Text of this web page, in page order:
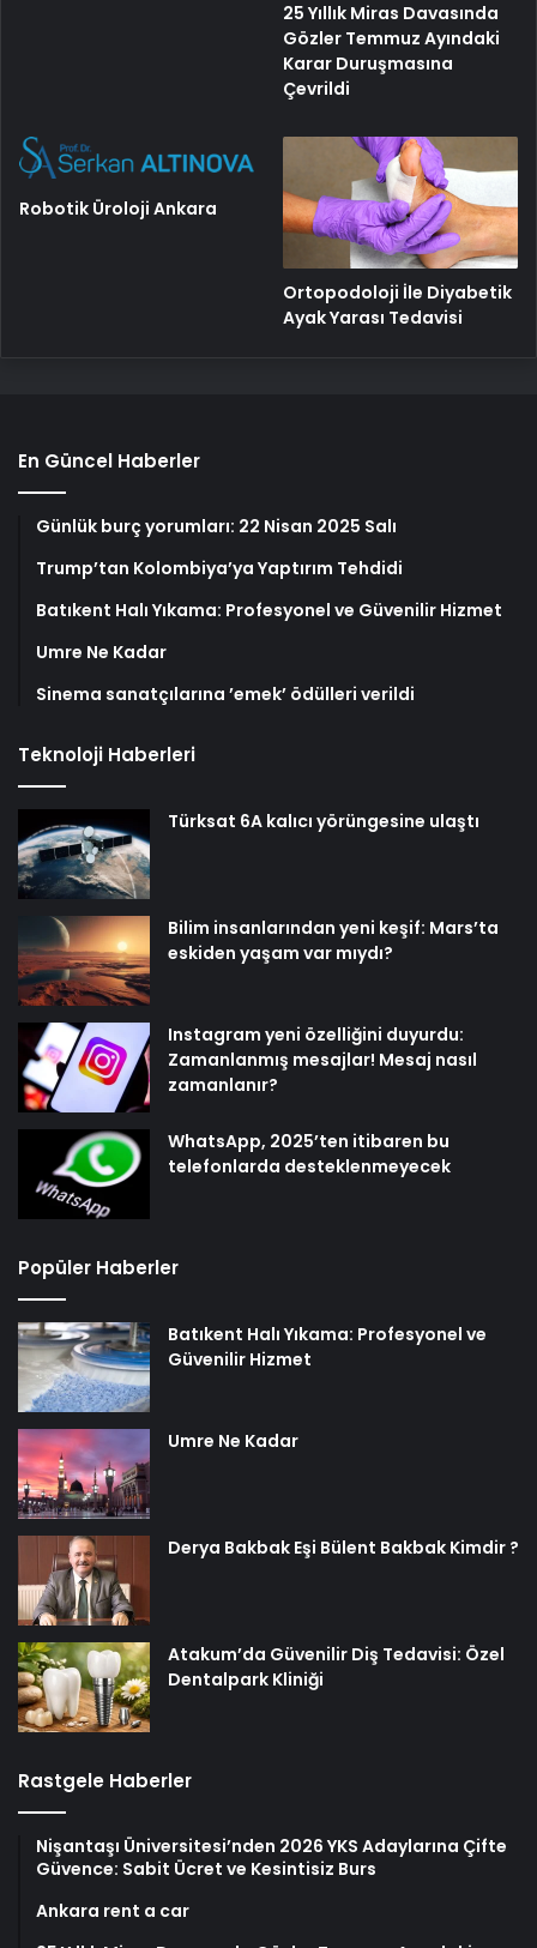
25 Yıllık Miras Davasında
Gözler Temmuz Ayındaki
Karar Duruşmasına
Çevrildi
Robotik Üroloji Ankara
Ortopodoloji İle Diyabetik
Ayak Yarası Tedavisi
En Güncel Haberler
Günlük burç yorumları: 22 Nisan 2025 Salı
Trump’tan Kolombiya’ya Yaptırım Tehdidi
Batıkent Halı Yıkama: Profesyonel ve Güvenilir Hizmet
Umre Ne Kadar
Sinema sanatçılarına ’emek’ ödülleri verildi
Teknoloji Haberleri
Türksat 6A kalıcı yörüngesine ulaştı
Bilim insanlarından yeni keşif: Mars’ta
eskiden yaşam var mıydı?
Instagram yeni özelliğini duyurdu:
Zamanlanmış mesajlar! Mesaj nasıl
zamanlanır?
WhatsApp, 2025’ten itibaren bu
telefonlarda desteklenmeyecek
Popüler Haberler
Batıkent Halı Yıkama: Profesyonel ve
Güvenilir Hizmet
Umre Ne Kadar
Derya Bakbak Eşi Bülent Bakbak Kimdir ?
Atakum’da Güvenilir Diş Tedavisi: Özel
Dentalpark Kliniği
Rastgele Haberler
Nişantaşı Üniversitesi’nden 2026 YKS Adaylarına Çifte
Güvence: Sabit Ücret ve Kesintisiz Burs
Ankara rent a car